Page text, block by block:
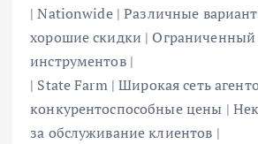
| Nationwide | Различные
хорошие скидки |
инструментов |
| State Farm | Широкая сеть
конкурентоспособные цены |
за обслуживание клиентов |